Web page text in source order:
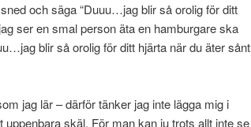
och säga “Duuu…jag blir så orolig för ditt
ser en smal person äta en hamburgare ska
blir så orolig för ditt hjärta när du äter sånt
jag lär – därför tänker jag inte lägga mig i
skäl. För man kan ju trots allt inte se